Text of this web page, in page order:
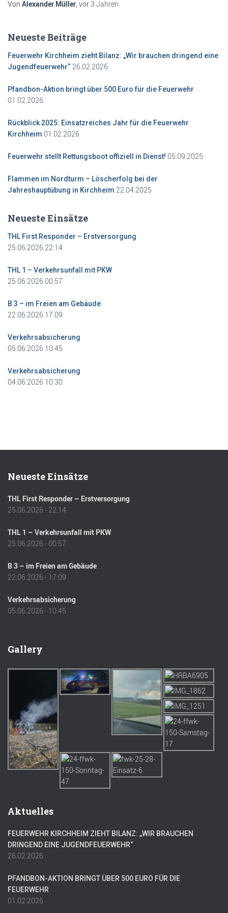
Von Alexander Müller, vor3 Jahren
Neueste Beiträge
Feuerwehr Kirchheim zieht Bilanz: „Wir brauchen dringend eine
Jugendfeuerwehr“ 26.02.2026
Pfandbon-Aktion bringt über 500 Euro für die Feuerwehr
01.02.2026
Rückblick 2025: Einsatzreiches Jahr für die Feuerwehr
Kirchheim 01.02.2026
Feuerwehr stellt Rettungsboot offiziell in Dienst! 05.09.2025
Flammen im Nordturm – Löscherfolg bei der
Jahreshauptübung in Kirchheim 22.04.2025
Neueste Einsätze
THL First Responder – Erstversorgung
25.06.2026 22:14
THL 1 – Verkehrsunfall mit PKW
25.06.2026 00:57
B 3 – im Freien am Gebäude
22.06.2026 17:09
Verkehrsabsicherung
05.06.2026 10:45
Verkehrsabsicherung
04.06.2026 10:30
Neueste Einsätze
THL First Responder – Erstversorgung
25.06.2026 - 22:14
THL 1 – Verkehrsunfall mit PKW
25.06.2026 - 00:57
B 3 – im Freien am Gebäude
22.06.2026 - 17:09
Verkehrsabsicherung
05.06.2026 - 10:45
Gallery
Aktuelles
FEUERWEHR KIRCHHEIM ZIEHT BILANZ: „WIR BRAUCHEN
DRINGEND EINE JUGENDFEUERWEHR“
26.02.2026
PFANDBON-AKTION BRINGT ÜBER 500 EURO FÜR DIE
FEUERWEHR
01.02.2026